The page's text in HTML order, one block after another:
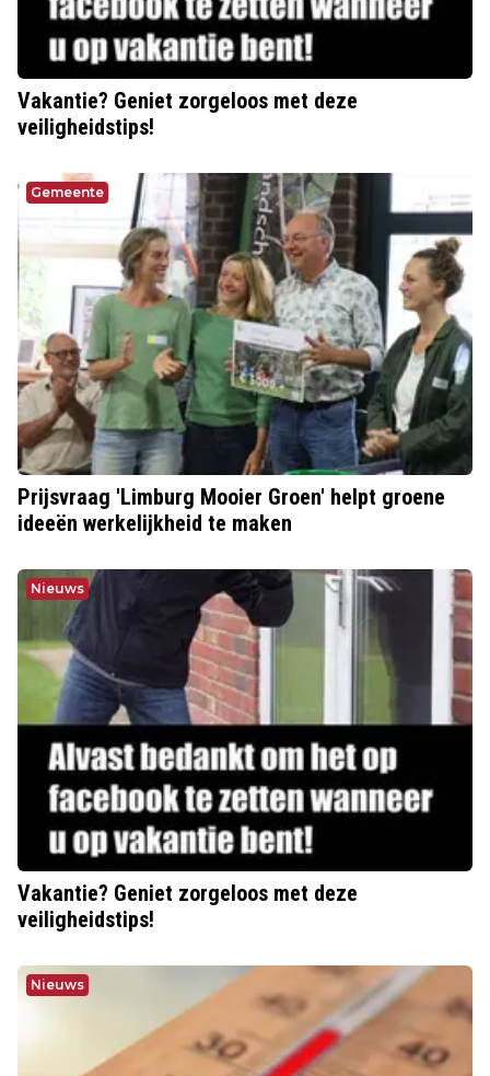
Vakantie? Geniet zorgeloos met deze
veiligheidstips!
Gemeente
Prijsvraag 'Limburg Mooier Groen' helpt groene
ideeën werkelijkheid te maken
Nieuws
Vakantie? Geniet zorgeloos met deze
veiligheidstips!
Nieuws